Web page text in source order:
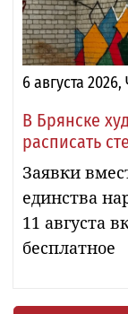
6 августа 2026,
В Брянске
расписать
Заявки
единства
11 августа
бесплатное